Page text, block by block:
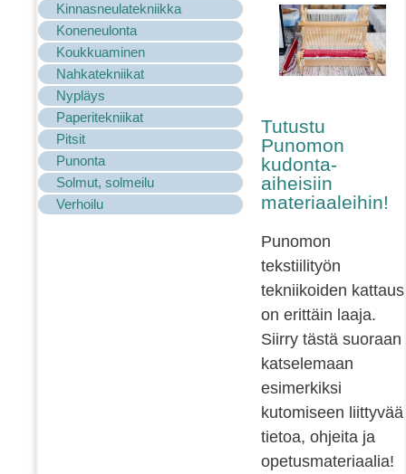
Kinnasneulatekniikka
Koneneulonta
Koukkuaminen
Nahkatekniikat
Nypläys
Paperitekniikat
Pitsit
Punonta
Solmut, solmeilu
Verhoilu
Tutustu
Punomon
kudonta-
aiheisiin
materiaaleihin!
Punomon
tekstiilityön
tekniikoiden kattaus
on erittäin laaja.
Siirry tästä suoraan
katselemaan
esimerkiksi
kutomiseen liittyvää
tietoa, ohjeita ja
opetusmateriaalia!